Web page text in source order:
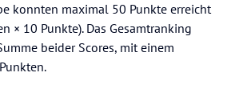
konnten maximal 50 Punkte erreicht
× 10 Punkte). Das Gesamtranking
beider Scores, mit einem